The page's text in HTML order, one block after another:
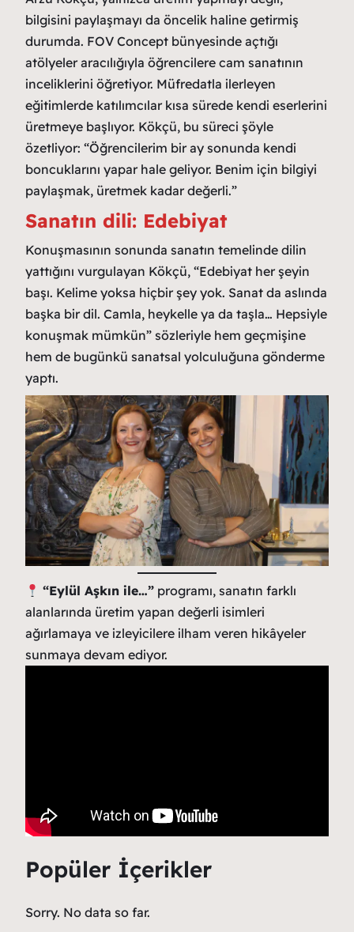
bilgisini paylaşmayı da öncelik haline getirmiş
durumda. FOV Concept bünyesinde açtığı
atölyeler aracılığıyla öğrencilere cam sanatının
inceliklerini öğretiyor. Müfredatla ilerleyen
eğitimlerde katılımcılar kısa sürede kendi eserlerini
üretmeye başlıyor. Kökçü, bu süreci şöyle
özetliyor: “Öğrencilerim bir ay sonunda kendi
boncuklarını yapar hale geliyor. Benim için bilgiyi
paylaşmak, üretmek kadar değerli.”
Sanatın dili: Edebiyat
Konuşmasının sonunda sanatın temelinde dilin
yattığını vurgulayan Kökçü, “Edebiyat her şeyin
başı. Kelime yoksa hiçbir şey yok. Sanat da aslında
başka bir dil. Camla, heykelle ya da taşla… Hepsiyle
konuşmak mümkün” sözleriyle hem geçmişine
hem de bugünkü sanatsal yolculuğuna gönderme
yaptı.
“Eylül Aşkın ile…” programı, sanatın farklı
alanlarında üretim yapan değerli isimleri
ağırlamaya ve izleyicilere ilham veren hikâyeler
sunmaya devam ediyor.
Popüler İçerikler
Sorry. No data so far.